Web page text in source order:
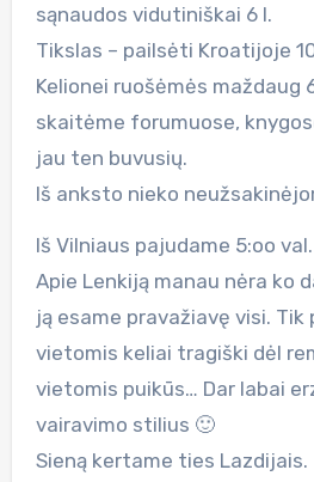
sąnaudos vidutiniškai 6 l.
Tikslas – pailsėti Kroatijoje
Kelionei ruošėmės maždaug
skaitėme forumuose,
jau ten buvusių.
Iš anksto nieko
Iš Vilniaus pajudame 5:oo val.
Apie Lenkiją manau nėra ko
ją esame pravažiavę visi. Tik
vietomis keliai tragiški dėl
vietomis puikūs… Dar labai
vairavimo stilius 🙂
Sieną kertame ties Lazdijais.